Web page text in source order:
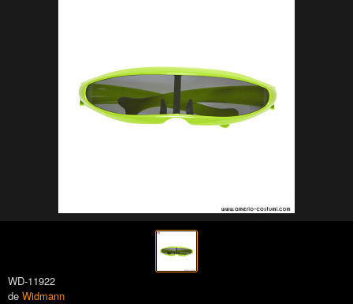
WD-11922
de Widmann